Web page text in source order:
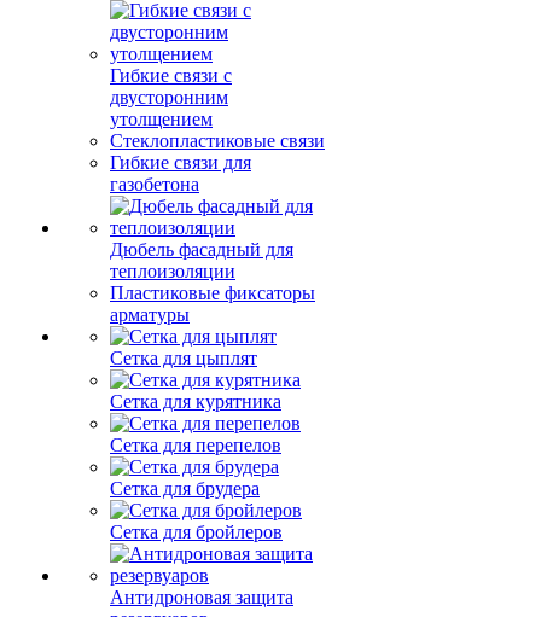
Гибкие связи с
двусторонним
утолщением
Стеклопластиковые связи
Гибкие связи для
газобетона
Дюбель фасадный для
теплоизоляции
Пластиковые фиксаторы
арматуры
Сетка для цыплят
Сетка для курятника
Сетка для перепелов
Сетка для брудера
Сетка для бройлеров
Антидроновая защита